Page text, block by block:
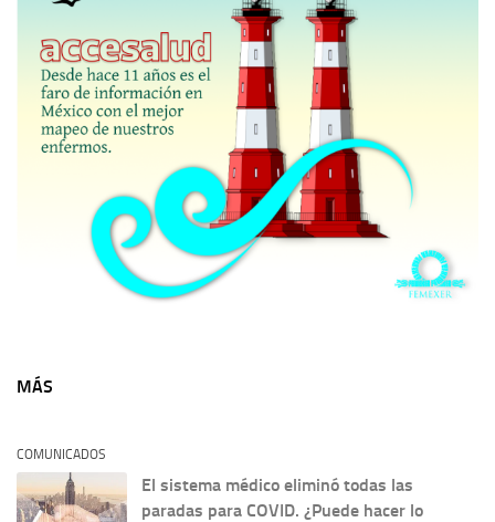
MÁS
COMUNICADOS
El sistema médico eliminó todas las
paradas para COVID. ¿Puede hacer lo